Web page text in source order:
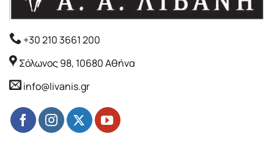
+30 210 3661 200
Σόλωνος 98, 10680 Αθήνα
info@livanis.gr